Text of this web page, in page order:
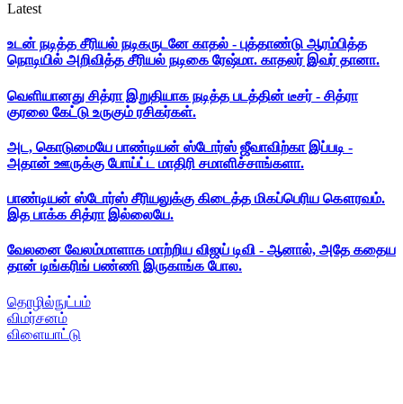
Latest
உடன் நடித்த சீரியல் நடிகருடனே காதல் - புத்தாண்டு ஆரம்பித்த
நொடியில் அறிவித்த சீரியல் நடிகை ரேஷ்மா. காதலர் இவர் தானா.
வெளியானது சித்ரா இறுதியாக நடித்த படத்தின் டீசர் - சித்ரா
குரலை கேட்டு உருகும் ரசிகர்கள்.
அட, கொடுமையே பாண்டியன் ஸ்டோர்ஸ் ஜீவாவிற்கா இப்படி -
அதான் ஊருக்கு போய்ட்ட மாதிரி சமாளிச்சாங்களா.
பாண்டியன் ஸ்டோர்ஸ் சீரியலுக்கு கிடைத்த மிகப்பெரிய கௌரவம்.
இத பாக்க சித்ரா இல்லையே.
வேலனை வேலம்மாளாக மாற்றிய விஜய் டிவி - ஆனால், அதே கதைய
தான் டிங்கரிங் பண்ணி இருகாங்க போல.
தொழில்நுட்பம்
விமர்சனம்
விளையாட்டு